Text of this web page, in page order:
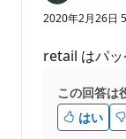
2020年2月26日
retail はパッ
この回答は
はい